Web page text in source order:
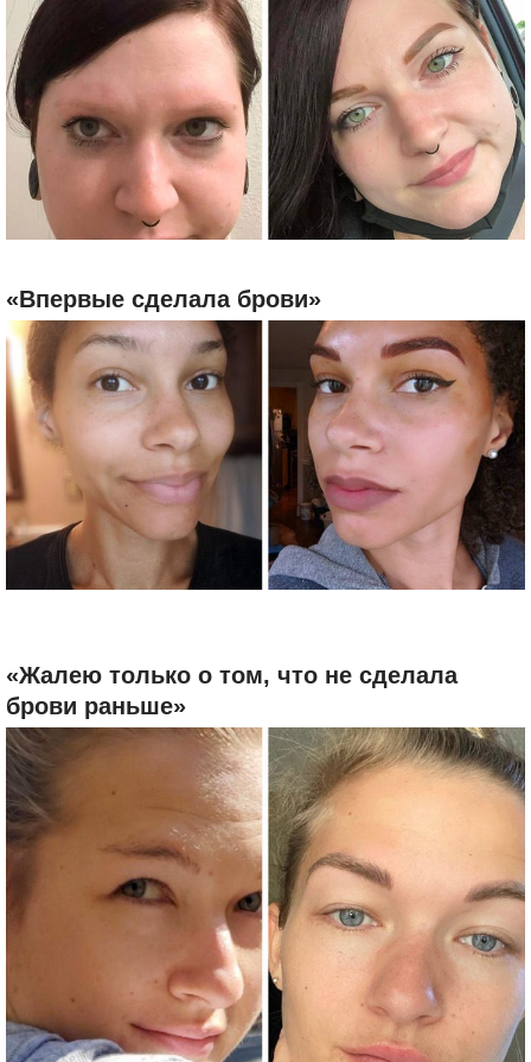
«Впервые сделала брови»
«Жалею только о том, что не сделала
брови раньше»